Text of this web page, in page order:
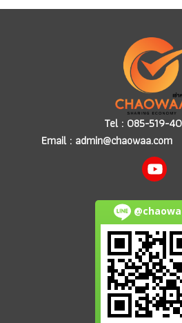
Tel : 085-519-
Email : admin@chaowaa.com